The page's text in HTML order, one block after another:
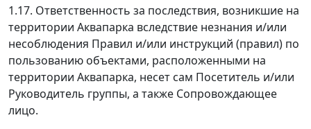
1.17. Ответственность за последствия, возникшие на
территории Аквапарка вследствие незнания и/или
несоблюдения Правил и/или инструкций (правил) по
пользованию объектами, расположенными на
территории Аквапарка, несет сам Посетитель и/или
Руководитель группы, а также Сопровождающее
лицо.